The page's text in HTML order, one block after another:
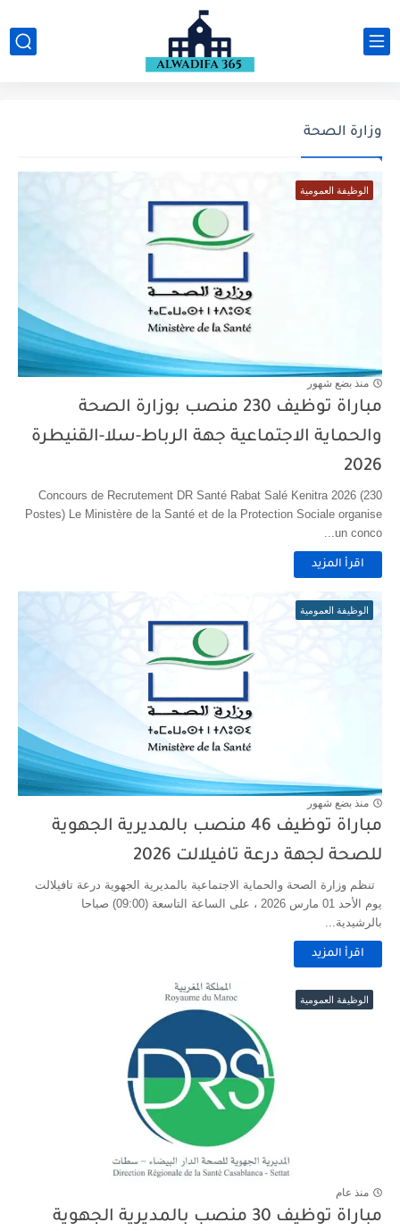
وزارة الصحة
الوظيفة العمومية
منذ بضع شهور
مباراة توظيف 230 منصب بوزارة الصحة
والحماية الاجتماعية جهة الرباط-سلا-القنيطرة
2026
Concours de Recrutement DR Santé Rabat Salé Kenitra 2026 (230
Postes) Le Ministère de la Santé et de la Protection Sociale organise
un conco...
اقرأ المزيد
الوظيفة العمومية
منذ بضع شهور
مباراة توظيف 46 منصب بالمديرية الجهوية
للصحة لجهة درعة تافيلالت 2026
تنظم وزارة الصحة والحماية الاجتماعية بالمديرية الجهوية درعة تافيلالت
يوم الأحد 01 مارس 2026 ، على الساعة التاسعة (09:00) صباحا
بالرشيدية...
اقرأ المزيد
الوظيفة العمومية
منذ عام
مباراة توظيف 30 منصب بالمديرية الجهوية